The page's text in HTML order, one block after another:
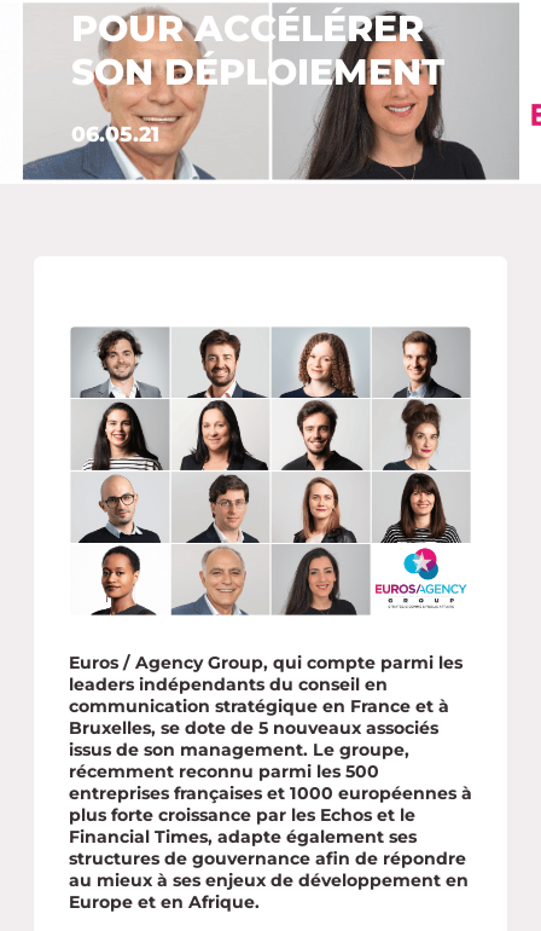
POUR ACCÉLÉRER
SON DÉPLOIEMENT
06.05.21
Euros / Agency Group, qui compte parmi les
leaders indépendants du conseil en
communication stratégique en France et à
Bruxelles, se dote de 5 nouveaux associés
issus de son management. Le groupe,
récemment reconnu parmi les 500
entreprises françaises et 1000 européennes à
plus forte croissance par les Echos et le
Financial Times, adapte également ses
structures de gouvernance afin de répondre
au mieux à ses enjeux de développement en
Europe et en Afrique.